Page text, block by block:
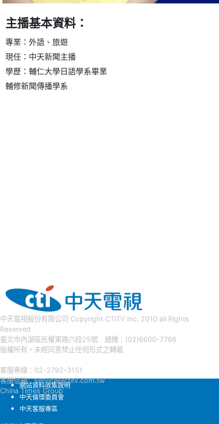
主播基本資料：
專業：外語、旅遊
現任：中天新聞主播
學歷：輔仁大學日語學系畢業
輔修新聞傳播學系
中天電視股份有限公司 Copyright CTiTV Inc. 2010 all Rights
Reserved
臺北市內湖區民權東路六段25號 總機：(02)6600-7766
版權所有，未經同意禁止任何形式之轉載
客服專線：02-2792-3151
客服信箱：service@ctitv.com.tw
China Times Group
網站資料收集說明
中天倫理委員會
中天客服專區